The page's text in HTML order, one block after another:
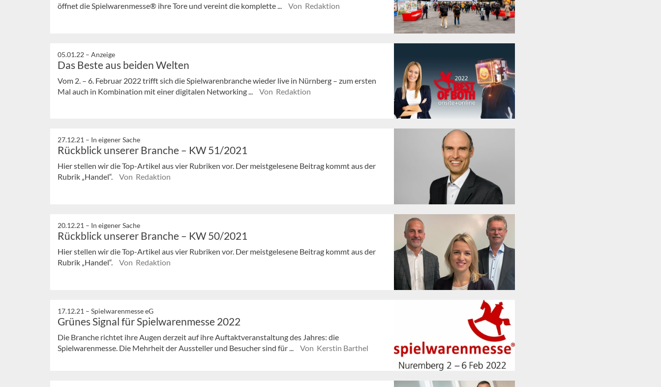
öffnet die Spielwarenmesse® ihre Tore und vereint die komplette ...
Von Redaktion
05.01.22 – Anzeige
Das Beste aus beiden Welten
Vom 2. – 6. Februar 2022 trifft sich die Spielwarenbranche wieder live in Nürnberg – zum ersten
Mal auch in Kombination mit einer digitalen Networking ...
Von Redaktion
27.12.21 – In eigener Sache
Rückblick unserer Branche – KW 51/2021
Hier stellen wir die Top-Artikel aus vier Rubriken vor. Der meistgelesene Beitrag kommt aus der
Rubrik „Handel“.
Von Redaktion
20.12.21 – In eigener Sache
Rückblick unserer Branche – KW 50/2021
Hier stellen wir die Top-Artikel aus vier Rubriken vor. Der meistgelesene Beitrag kommt aus der
Rubrik „Handel“.
Von Redaktion
17.12.21 – Spielwarenmesse eG
Grünes Signal für Spielwarenmesse 2022
Die Branche richtet ihre Augen derzeit auf ihre Auftaktveranstaltung des Jahres: die
Spielwarenmesse. Die Mehrheit der Aussteller und Besucher sind für ...
Von Kerstin Barthel